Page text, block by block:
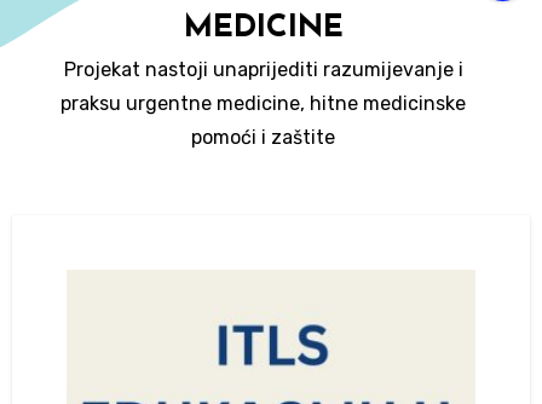
MEDICINE
Projekat nastoji unaprijediti razumijevanje i
praksu urgentne medicine, hitne medicinske
pomoći i zaštite